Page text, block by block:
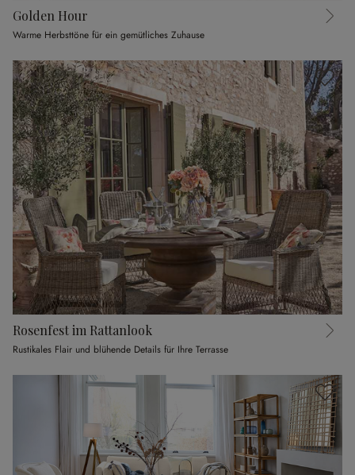
Golden Hour
Warme Herbsttöne für ein gemütliches Zuhause
Rosenfest im Rattanlook
Rustikales Flair und blühende Details für Ihre Terrasse